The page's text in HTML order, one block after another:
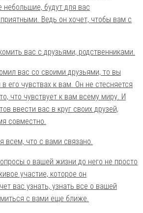
будут для вас
Ведь он хочет, чтобы вам с
вас с друзьями, родственниками.
вас со своими друзьями, то вы
его чувствах к вам. Он не стесняется
что чувствует к вам всему миру. И
ввести вас в круг своих друзей,
совместно.
всем, что с вами связано.
о вашей жизни до него не просто
участие, которое он
вас узнать, узнать все о вашей
с вами еще ближе.